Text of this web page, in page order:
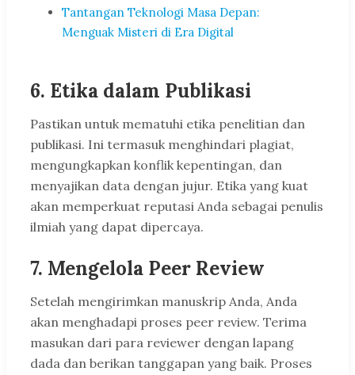
Tantangan Teknologi Masa Depan:
Menguak Misteri di Era Digital
6. Etika dalam Publikasi
Pastikan untuk mematuhi etika penelitian dan
publikasi. Ini termasuk menghindari plagiat,
mengungkapkan konflik kepentingan, dan
menyajikan data dengan jujur. Etika yang kuat
akan memperkuat reputasi Anda sebagai penulis
ilmiah yang dapat dipercaya.
7. Mengelola Peer Review
Setelah mengirimkan manuskrip Anda, Anda
akan menghadapi proses peer review. Terima
masukan dari para reviewer dengan lapang
dada dan berikan tanggapan yang baik. Proses